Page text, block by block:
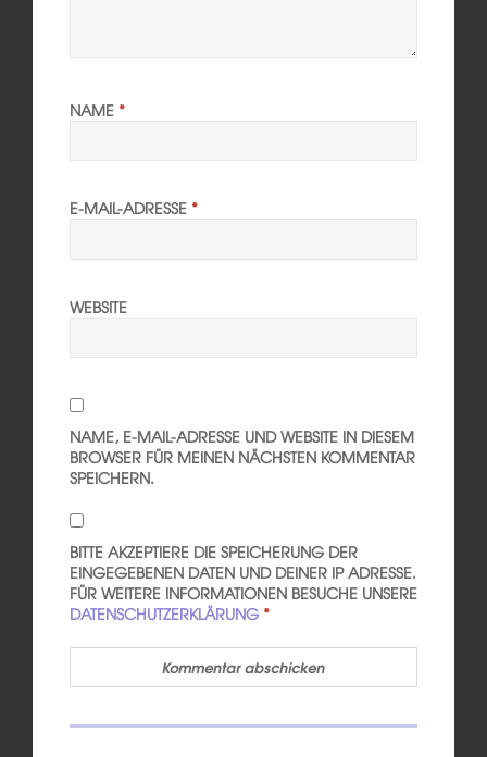
NAME *
E-MAIL-ADRESSE *
WEBSITE
NAME, E-MAIL-ADRESSE UND WEBSITE IN DIESEM
BROWSER FÜR MEINEN NÄCHSTEN KOMMENTAR
SPEICHERN.
BITTE AKZEPTIERE DIE SPEICHERUNG DER
EINGEGEBENEN DATEN UND DEINER IP ADRESSE.
FÜR WEITERE INFORMATIONEN BESUCHE UNSERE
DATENSCHUTZERKLÄRUNG*